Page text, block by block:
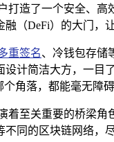
打造了一个安全、
（DeFi）的大门，
重签名、冷钱包存储
计简洁大方，一
角落，都能毫无障碍
着至关重要的桥梁
同的区块链网络，